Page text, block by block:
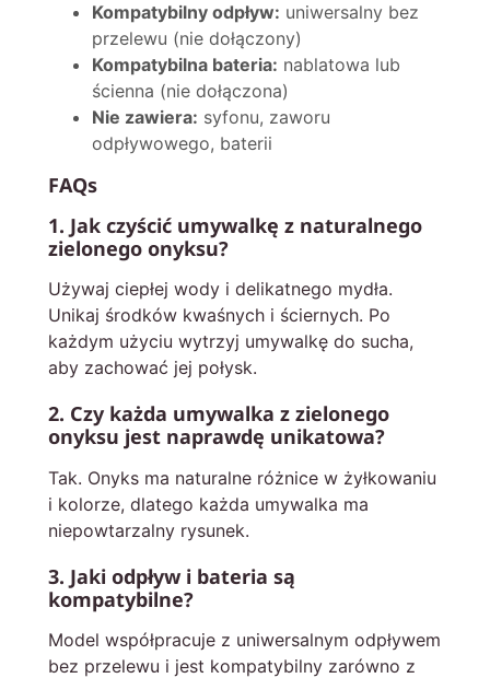
Kompatybilny odpływ: uniwersalny bez
przelewu (nie dołączony)
Kompatybilna bateria: nablatowa lub
ścienna (nie dołączona)
Nie zawiera: syfonu, zaworu
odpływowego, baterii
FAQs
1. Jak czyścić umywalkę z naturalnego
zielonego onyksu?
Używaj ciepłej wody i delikatnego mydła.
Unikaj środków kwaśnych i ściernych. Po
każdym użyciu wytrzyj umywalkę do sucha,
aby zachować jej połysk.
2. Czy każda umywalka z zielonego
onyksu jest naprawdę unikatowa?
Tak. Onyks ma naturalne różnice w żyłkowaniu
i kolorze, dlatego każda umywalka ma
niepowtarzalny rysunek.
3. Jaki odpływ i bateria są
kompatybilne?
Model współpracuje z uniwersalnym odpływem
bez przelewu i jest kompatybilny zarówno z